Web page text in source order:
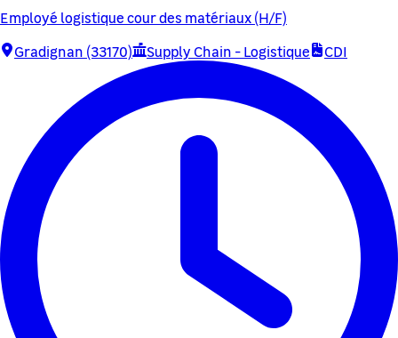
Employé logistique cour des matériaux (H/F)
Gradignan (33170)
Supply Chain - Logistique CDI